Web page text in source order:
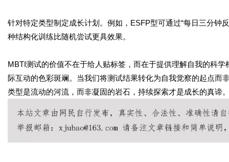
针对特定类型制定成长计划。例如，ESFP型可通过“每日三分钟
种结构化训练比随机尝试更具效果。
MBTI测试的价值不在于给人贴标签，而在于提供理解自我的科
际互动的色彩斑斓。当我们将测试结果转化为自我觉察的起点
类型是流动的河流，而非凝固的岩石，持续探索才是成长的真谛